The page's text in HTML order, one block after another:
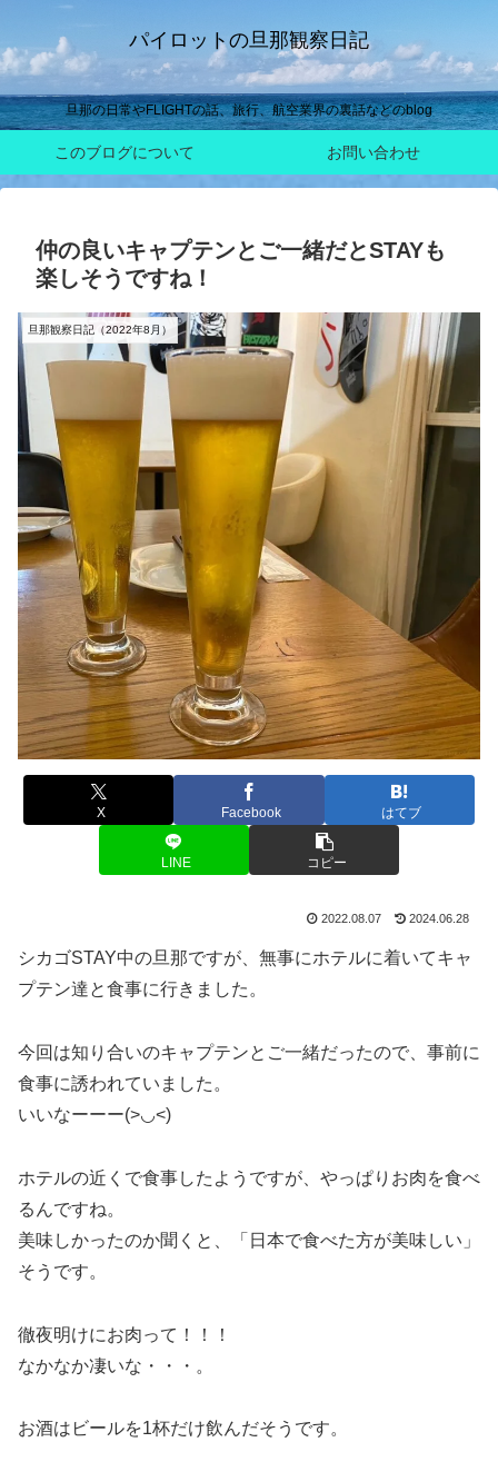
パイロットの旦那観察日記
旦那の日常やFLIGHTの話、旅行、航空業界の裏話などのblog
このブログについて お問い合わせ
仲の良いキャプテンとご一緒だとSTAYも
楽しそうですね！
旦那観察日記（2022年8月）
X Facebook はてブ
LINE コピー
2022.08.07 2024.06.28
シカゴSTAY中の旦那ですが、無事にホテルに着いてキャ
プテン達と食事に行きました。
今回は知り合いのキャプテンとご一緒だったので、事前に
食事に誘われていました。
いいなーーー(>◡<)
ホテルの近くで食事したようですが、やっぱりお肉を食べ
るんですね。
美味しかったのか聞くと、「日本で食べた方が美味しい」
そうです。
徹夜明けにお肉って！！！
なかなか凄いな・・・。
お酒はビールを1杯だけ飲んだそうです。